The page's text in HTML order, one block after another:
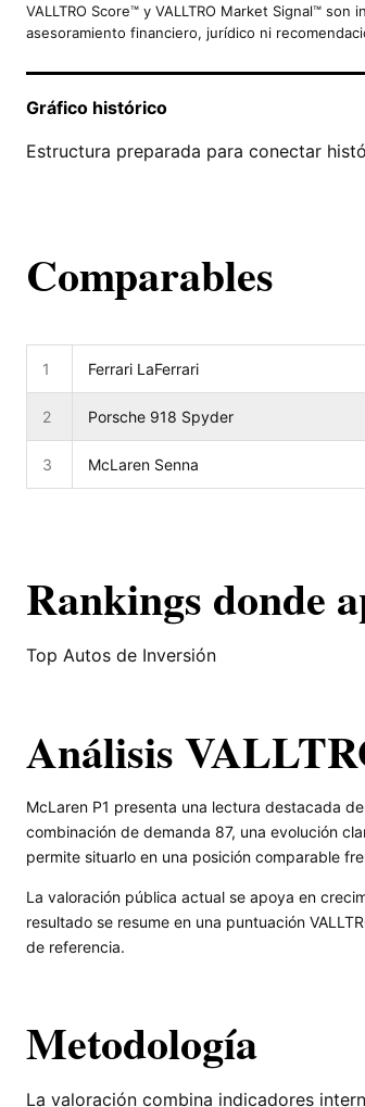
VALLTRO Score™ y VALLTRO Market Signal™
asesoramiento financiero, jurídico ni
Gráfico histórico
Estructura preparada para conectar
Comparables
1 Ferrari LaFerrari
2 Porsche 918 Spyder
3 McLaren Senna
Rankings donde
Top Autos de Inversión
Análisis
McLaren P1 presenta una lectura destacada
combinación de demanda 87, una evolución
permite situarlo en una posición comparable
La valoración pública actual se apoya en
resultado se resume en una puntuación
de referencia.
Metodología
La valoración combina indicadores